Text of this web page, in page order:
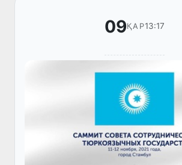
09ҚАР13:17